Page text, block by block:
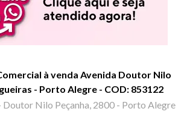
à venda Avenida Doutor Nilo
- Porto Alegre - COD: 853122
Doutor Nilo Peçanha, 2800 - Porto Alegre